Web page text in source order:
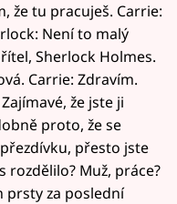
že tu pracuješ. Carrie:
Není to malý
Sherlock Holmes.
Carrie: Zdravím.
že jste ji
proto, že se
přesto jste
rozdělilo? Muž, práce?
prsty za poslední